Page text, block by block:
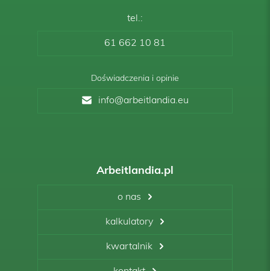
tel.:
61 662 10 81
Doświadczenia i opinie
info@arbeitlandia.eu
Arbeitlandia.pl
o nas
kalkulatory
kwartalnik